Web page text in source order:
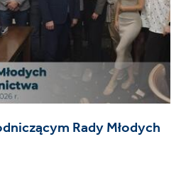
Rady Młodych